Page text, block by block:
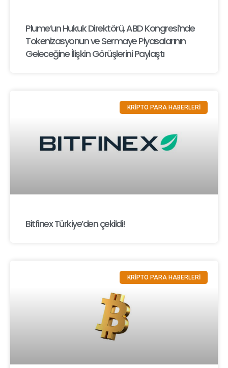
Plume’un Hukuk Direktörü, ABD Kongresi’nde
Tokenizasyonun ve Sermaye Piyasalarının
Geleceğine İlişkin Görüşlerini Paylaştı
KRİPTO PARA HABERLERİ
Bitfinex Türkiye’den çekildi!
KRİPTO PARA HABERLERİ